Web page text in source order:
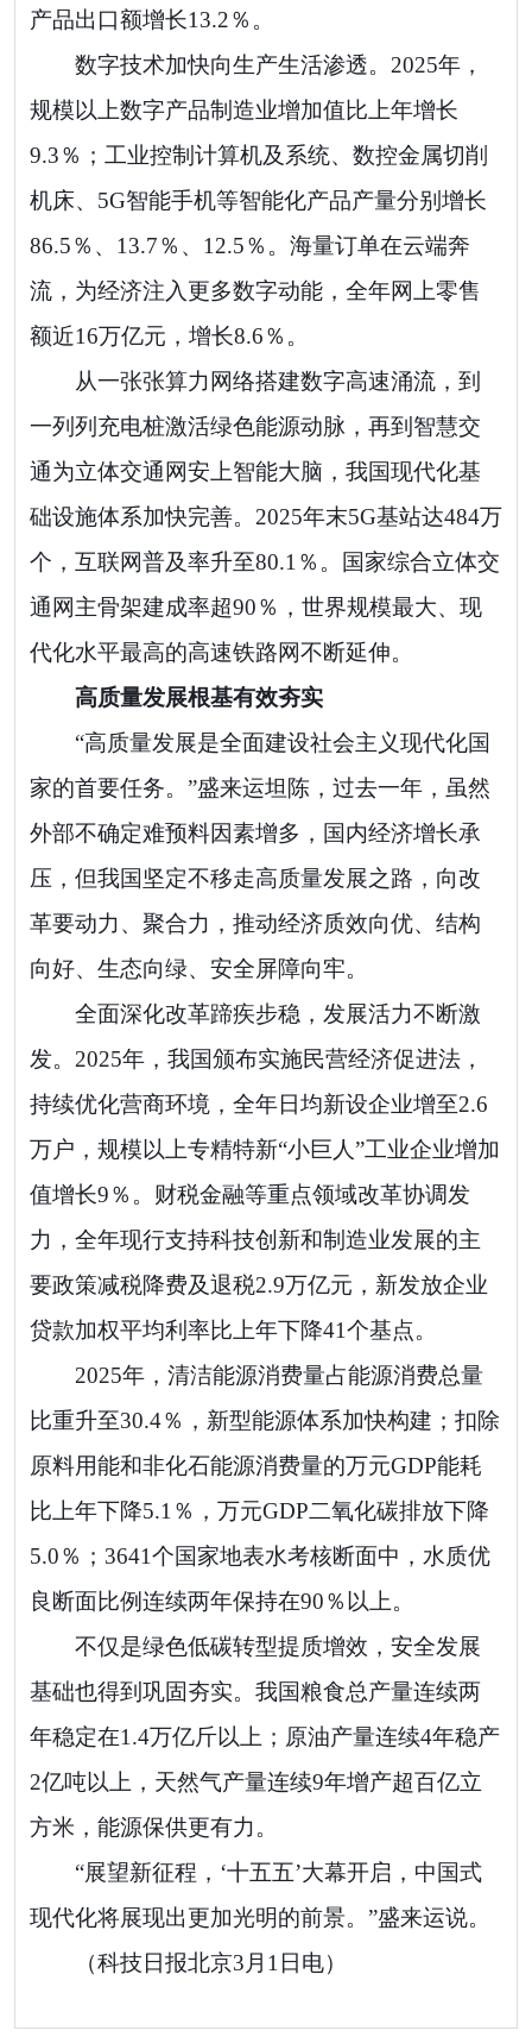
产品出口额增长13.2％。
数字技术加快向生产生活渗透。2025年，
规模以上数字产品制造业增加值比上年增长
9.3％；工业控制计算机及系统、数控金属切削
机床、5G智能手机等智能化产品产量分别增长
86.5％、13.7％、12.5％。海量订单在云端奔
流，为经济注入更多数字动能，全年网上零售
额近16万亿元，增长8.6％。
从一张张算力网络搭建数字高速涌流，到
一列列充电桩激活绿色能源动脉，再到智慧交
通为立体交通网安上智能大脑，我国现代化基
础设施体系加快完善。2025年末5G基站达484万
个，互联网普及率升至80.1％。国家综合立体交
通网主骨架建成率超90％，世界规模最大、现
代化水平最高的高速铁路网不断延伸。
高质量发展根基有效夯实
“高质量发展是全面建设社会主义现代化国
家的首要任务。”盛来运坦陈，过去一年，虽然
外部不确定难预料因素增多，国内经济增长承
压，但我国坚定不移走高质量发展之路，向改
革要动力、聚合力，推动经济质效向优、结构
向好、生态向绿、安全屏障向牢。
全面深化改革蹄疾步稳，发展活力不断激
发。2025年，我国颁布实施民营经济促进法，
持续优化营商环境，全年日均新设企业增至2.6
万户，规模以上专精特新“小巨人”工业企业增加
值增长9％。财税金融等重点领域改革协调发
力，全年现行支持科技创新和制造业发展的主
要政策减税降费及退税2.9万亿元，新发放企业
贷款加权平均利率比上年下降41个基点。
2025年，清洁能源消费量占能源消费总量
比重升至30.4％，新型能源体系加快构建；扣除
原料用能和非化石能源消费量的万元GDP能耗
比上年下降5.1％，万元GDP二氧化碳排放下降
5.0％；3641个国家地表水考核断面中，水质优
良断面比例连续两年保持在90％以上。
不仅是绿色低碳转型提质增效，安全发展
基础也得到巩固夯实。我国粮食总产量连续两
年稳定在1.4万亿斤以上；原油产量连续4年稳产
2亿吨以上，天然气产量连续9年增产超百亿立
方米，能源保供更有力。
“展望新征程，‘十五五’大幕开启，中国式
现代化将展现出更加光明的前景。”盛来运说。
（科技日报北京3月1日电）